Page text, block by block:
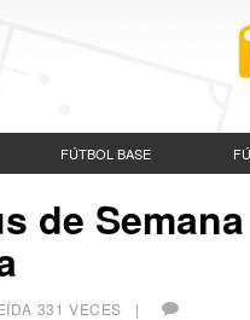
FÚTBOL BASE
de
331 VECES |